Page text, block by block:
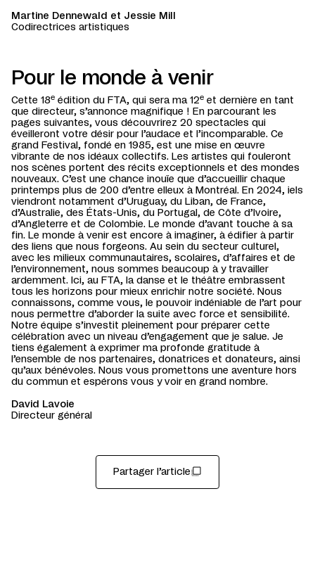
Martine Dennewald et Jessie Mill
Codirectrices artistiques
Pour le monde à venir
Cette 18e édition du FTA, qui sera ma 12e et dernière en tant
que directeur, s’annonce magnifique ! En parcourant les
pages suivantes, vous découvrirez 20 spectacles qui
éveilleront votre désir pour l’audace et l’incomparable. Ce
grand Festival, fondé en 1985, est une mise en œuvre
vibrante de nos idéaux collectifs. Les artistes qui fouleront
nos scènes portent des récits exceptionnels et des mondes
nouveaux. C’est une chance inouïe que d’accueillir chaque
printemps plus de 200 d’entre elleux à Montréal. En 2024, iels
viendront notamment d’Uruguay, du Liban, de France,
d’Australie, des États-Unis, du Portugal, de Côte d’Ivoire,
d’Angleterre et de Colombie. Le monde d’avant touche à sa
fin. Le monde à venir est encore à imaginer, à édifier à partir
des liens que nous forgeons. Au sein du secteur culturel,
avec les milieux communautaires, scolaires, d’affaires et de
l’environnement, nous sommes beaucoup à y travailler
ardemment. Ici, au FTA, la danse et le théâtre embrassent
tous les horizons pour mieux enrichir notre société. Nous
connaissons, comme vous, le pouvoir indéniable de l’art pour
nous permettre d’aborder la suite avec force et sensibilité.
Notre équipe s’investit pleinement pour préparer cette
célébration avec un niveau d’engagement que je salue. Je
tiens également à exprimer ma profonde gratitude à
l’ensemble de nos partenaires, donatrices et donateurs, ainsi
qu’aux bénévoles. Nous vous promettons une aventure hors
du commun et espérons vous y voir en grand nombre.
David Lavoie
Directeur général
Partager l’article